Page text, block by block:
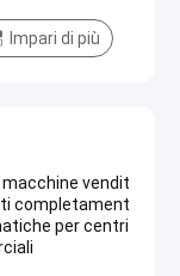
Impari di più
vendit
completament
per centri